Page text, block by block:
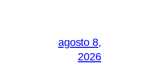
agosto 8,
2026